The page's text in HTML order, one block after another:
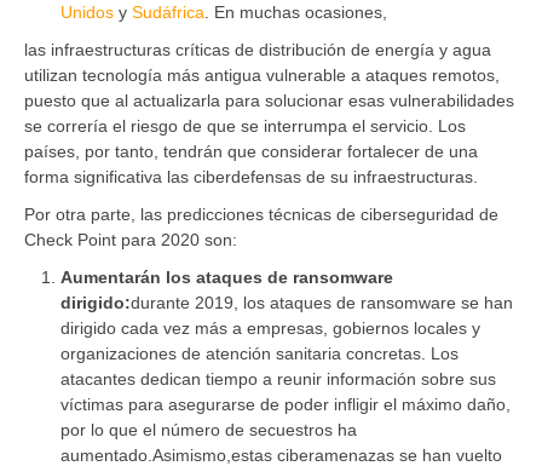
Unidos y Sudáfrica . En muchas ocasiones,
las infraestructuras críticas de distribución de energía y agua
utilizan tecnología más antigua vulnerable a ataques remotos,
puesto que al actualizarla para solucionar esas vulnerabilidades
se correría el riesgo de que se interrumpa el servicio. Los
países, por tanto, tendrán que considerar fortalecer de una
forma significativa las ciberdefensas de su infraestructuras.
Por otra parte, las predicciones técnicas de ciberseguridad de
Check Point para 2020 son:
Aumentarán los ataques de ransomware
dirigido:durante 2019, los ataques de ransomware se han
dirigido cada vez más a empresas, gobiernos locales y
organizaciones de atención sanitaria concretas. Los
atacantes dedican tiempo a reunir información sobre sus
víctimas para asegurarse de poder infligir el máximo daño,
por lo que el número de secuestros ha
aumentado.Asimismo,estas ciberamenazas se han vuelto